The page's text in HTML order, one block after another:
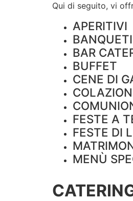
Qui di seguito, vi
APERITIVI
BAR
BUFFET
CENE DI
FESTE A
FESTE DI
MENÙ